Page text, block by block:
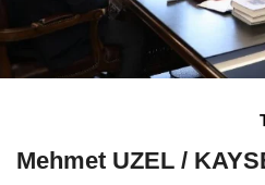
Mehmet UZEL /